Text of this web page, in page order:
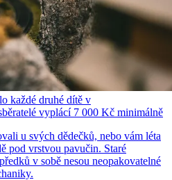
každé druhé dítě v
vyplácí 7 000 Kč minimálně
u svých dědečků, nebo vám léta
pod vrstvou pavučin. Staré
v sobě nesou neopakovatelné